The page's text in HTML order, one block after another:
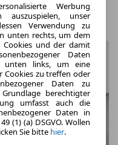
Werbung
auszuspielen, unser
Verwendung zu
unten rechts, um dem
Cookies und der damit
Daten
unten links, um eine
Cookies zu treffen oder
Daten zu
berechtigter
umfasst auch die
Daten in
(1) (a) DSGVO. Wollen
Sie bitte hier.